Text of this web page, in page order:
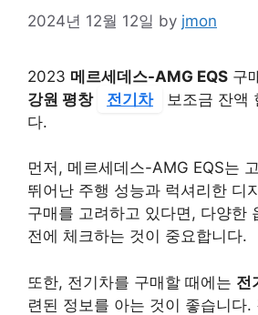
2024년 12월 12일 by jmon
2023 메르세데스-AMG EQS 구
강원 평창
전기차
보조금 잔액
다.
먼저, 메르세데스-AMG EQS는
뛰어난 주행 성능과 럭셔리한 디
구매를 고려하고 있다면, 다양한
전에 체크하는 것이 중요합니다.
또한, 전기차를 구매할 때에는 전
련된 정보를 아는 것이 좋습니다.